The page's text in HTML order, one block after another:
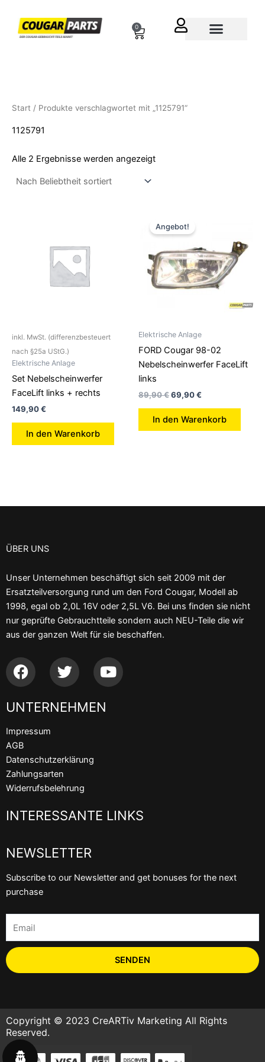
Inhalt
springen
0
Cart
Start / Produkte verschlagwortet mit „1125791“
1125791
Alle 2 Ergebnisse werden angezeigt
sortiert
inkl. MwSt. (differenzbesteuert
nach §25a UStG.)
Elektrische Anlage
Set Nebelscheinwerfer
FaceLift links + rechts
149,90€
In den Warenkorb
Angebot!
Elektrische Anlage
FORD Cougar 98-02
Nebelscheinwerfer FaceLift
links
89,90€
Preis
war:
69,90€
69,90 €.
In den Warenkorb
ÜBER UNS
Unser Unternehmen beschäftigt sich seit 2009 mit der
Ersatzteilversorgung rund um den Ford Cougar, Modell ab
1998, egal ob 2,0L 16V oder 2,5L V6. Bei uns finden sie nicht
nur geprüfte Gebrauchtteile sondern auch NEU-Teile die wir
aus der ganzen Welt für sie beschaffen.
F
a
e
o
o
k
T
w
t
r
Y
o
UNTERNEHMEN
Impressum
AGB
Datenschutzerklärung
Zahlungsarten
Widerrufsbelehrung
INTERESSANTE LINKS
NEWSLETTER
Subscribe to our Newsletter and get bonuses for the next
purchase
SENDEN
Copyright © 2023 CreARTiv Marketing All Rights
Reserved.